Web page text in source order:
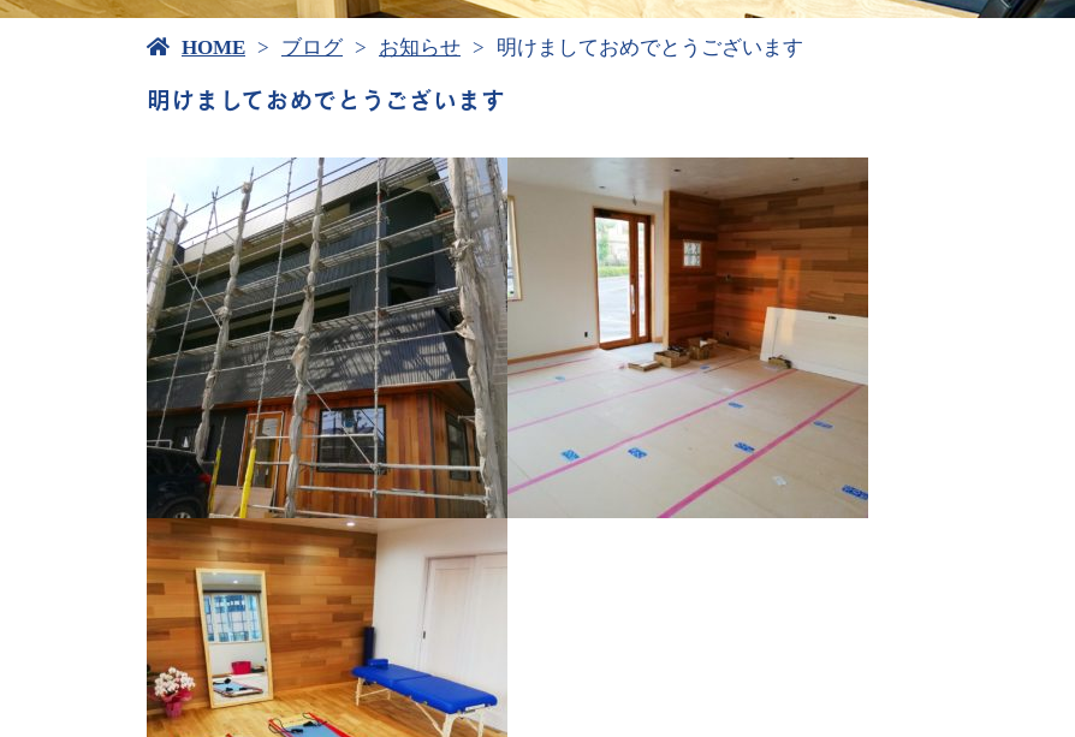
HOME ブログ お知らせ 明けましておめでとうございます
明けましておめでとうございます